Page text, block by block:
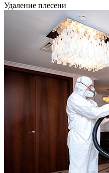
Удаление плесени